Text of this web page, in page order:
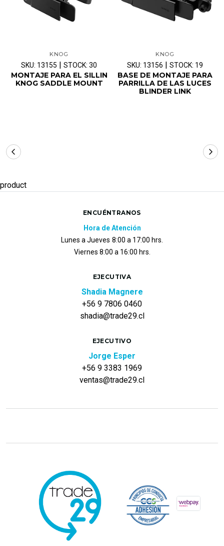
KNOG
SKU: 13155 STOCK: 30
MONTAJE PARA EL SILLIN
KNOG SADDLE MOUNT
KNOG
SKU: 13156 STOCK: 19
BASE DE MONTAJE PARA
PARRILLA DE LAS LUCES
BLINDER LINK
product
ENCUÉNTRANOS
Hora de Atención
Lunes a Jueves 8:00 a 17:00 hrs.
Viernes 8:00 a 16:00 hrs.
EJECUTIVA
Shadia Magnere
+56 9 7806 0460
shadia@trade29.cl
EJECUTIVO
Jorge Esper
+56 9 3383 1969
ventas@trade29.cl